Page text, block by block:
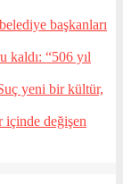
başkanları
kaldı: “506 yıl
yeni bir kültür,
içinde değişen